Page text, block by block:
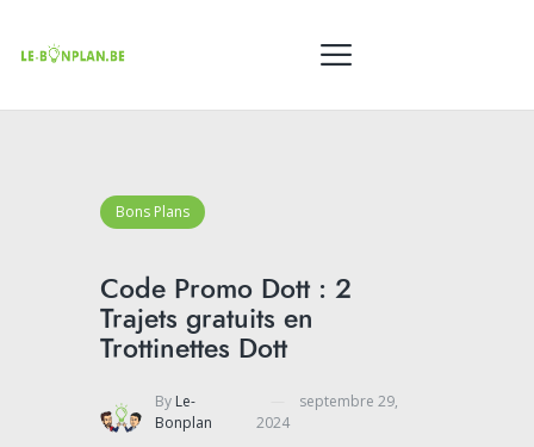
Bons Plans
Code Promo Dott : 2
Trajets gratuits en
Trottinettes Dott
By Le-
Bonplan
septembre 29,
2024